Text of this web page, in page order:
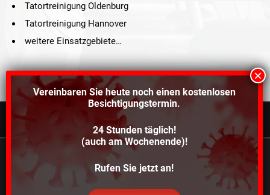
Tatortreinigung Oldenburg
Tatortreinigung Hannover
weitere Einsatzgebiete…
©2021 Schröders Service Team Nord, All Rights Reserved.
Schroeder Service Team Nord
Kontakt Impressum Datenschutz
Vereinbaren Sie heute noch einen kostenlosen
Besichtigungstermin.
24 Stunden täglich!
(auch am Wochenende)!
Rufen Sie jetzt an!
Wir verwenden Cookies, um dir die bestmögliche
Erfahrung auf unserer Website zu bieten.
Einstellungenkannst du erfahren, welche Cookies